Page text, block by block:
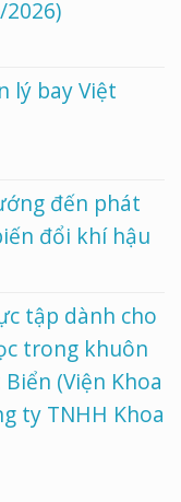
lý bay Việt
đến phát
đổi khí hậu
tập dành cho
trong khuôn
(Viện Khoa
ty TNHH Khoa